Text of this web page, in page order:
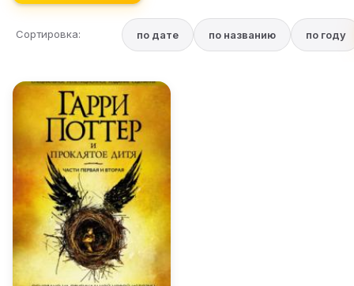
Сортировка: по дате по названию по году